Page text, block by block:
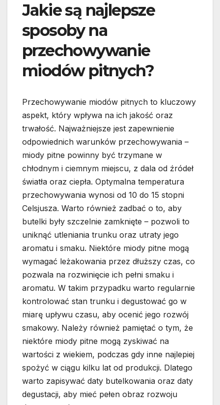
Jakie są najlepsze
sposoby na
przechowywanie
miodów pitnych?
Przechowywanie miodów pitnych to kluczowy
aspekt, który wpływa na ich jakość oraz
trwałość. Najważniejsze jest zapewnienie
odpowiednich warunków przechowywania –
miody pitne powinny być trzymane w
chłodnym i ciemnym miejscu, z dala od źródeł
światła oraz ciepła. Optymalna temperatura
przechowywania wynosi od 10 do 15 stopni
Celsjusza. Warto również zadbać o to, aby
butelki były szczelnie zamknięte – pozwoli to
uniknąć utleniania trunku oraz utraty jego
aromatu i smaku. Niektóre miody pitne mogą
wymagać leżakowania przez dłuższy czas, co
pozwala na rozwinięcie ich pełni smaku i
aromatu. W takim przypadku warto regularnie
kontrolować stan trunku i degustować go w
miarę upływu czasu, aby ocenić jego rozwój
smakowy. Należy również pamiętać o tym, że
niektóre miody pitne mogą zyskiwać na
wartości z wiekiem, podczas gdy inne najlepiej
spożyć w ciągu kilku lat od produkcji. Dlatego
warto zapisywać daty butelkowania oraz daty
degustacji, aby mieć pełen obraz rozwoju